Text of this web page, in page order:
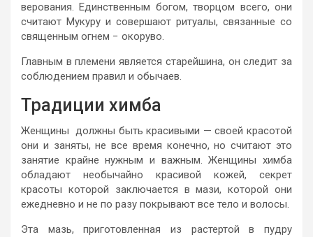
верования. Единственным богом, творцом всего, они
считают Мукуру и совершают ритуалы, связанные со
священным огнем − окоруво.
Главным в племени является старейшина, он следит за
соблюдением правил и обычаев.
Традиции химба
Женщины должны быть красивыми — своей красотой
они и заняты, не все время конечно, но считают это
занятие крайне нужным и важным. Женщины химба
обладают необычайно красивой кожей, секрет
красоты которой заключается в мази, которой они
ежедневно и не по разу покрывают все тело и волосы.
Эта мазь, приготовленная из растертой в пудру